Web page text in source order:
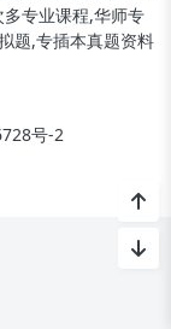
专业课程,华师专
题,专插本真题资料
号-2